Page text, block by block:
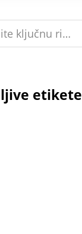
etikete